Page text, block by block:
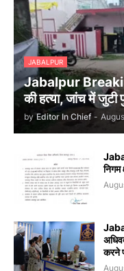
JABALPUR
Jabalpur
की हत्या, जांच में जुटी
by Editor In Chief -
करने